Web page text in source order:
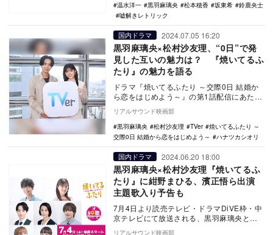
温水洋一
黒羽麻璃央 松本穂香 坂東希
鈴鹿央士
嘘解きレトリック
国内ドラマ 2024.07.05 16:20
黒羽麻璃央×松村沙友理、“0日”で発
見した互いの魅力は？ 『焼いてるふ
たり』の魅力を語る
ドラマ『焼いてるふたり ～交際0日 結婚か
ら恋をはじめよう～』の第1話配信にあた
り、主演の黒羽麻璃央と松村沙友理からイ
ンタビュー…
リアルサウンド映画部
黒羽麻璃央
松村沙友理 TVer
焼いてるふたり ～
交際0日 結婚から恋をはじめよう～
ハナツカシオリ
国内ドラマ 2024.06.20 18:00
黒羽麻璃央×松村沙友理『焼いてるふ
たり』に紺野まひる、濱正悟ら出演
主題歌入り予告も
7月4日より読売テレビ・ドラマDiVE枠・中
京テレビにて放送される、黒羽麻璃央と松
村沙友理のW主演ドラマ『焼いてるふたり
リアルサウンド映画部